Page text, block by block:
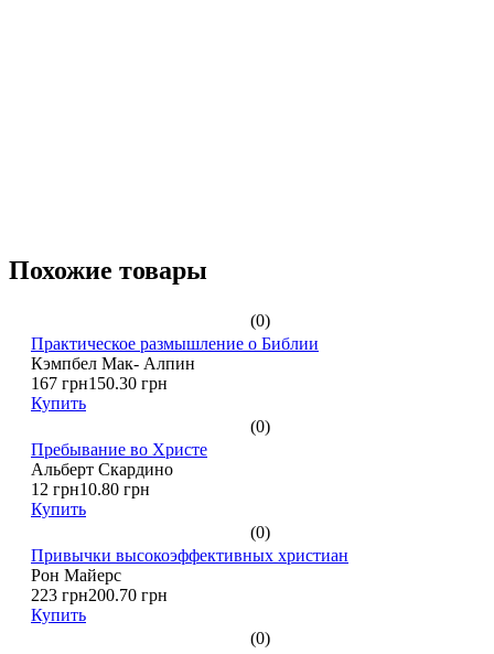
Похожие товары
(0)
Практическое размышление о Библии
Кэмпбел Мак- Алпин
167 грн150.30 грн
Купить
(0)
Пребывание во Христе
Альберт Скардино
12 грн10.80 грн
Купить
(0)
Привычки высокоэффективных христиан
Рон Майерс
223 грн200.70 грн
Купить
(0)